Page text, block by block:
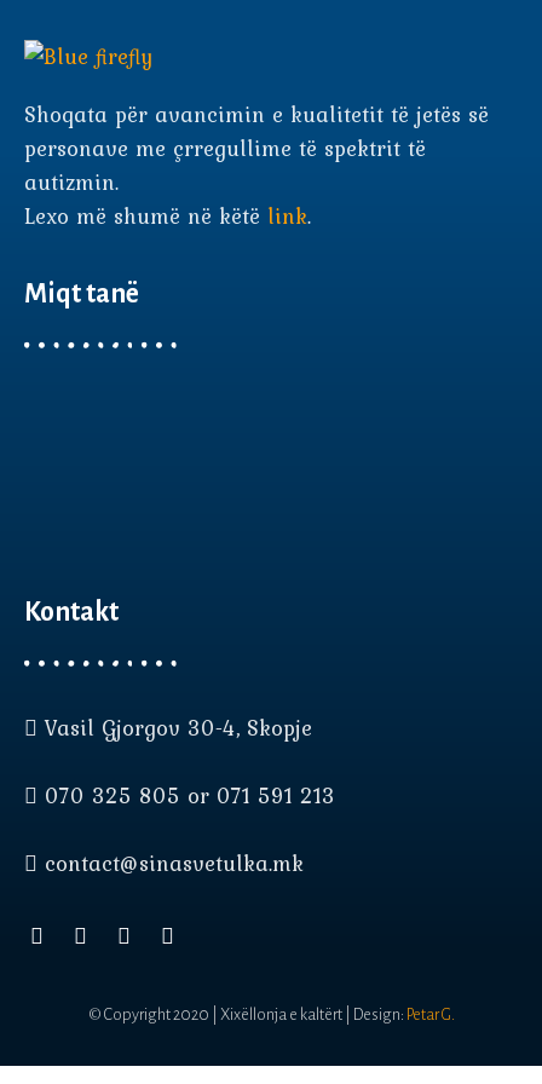
Shoqata për avancimin e kualitetit të jetës së
personave me çrregullime të spektrit të
autizmin.
Lexo më shumë në këtë link.
Miqt tanë
Kontakt
Vasil Gjorgov 30-4, Skopje
070 325 805 or 071 591 213
contact@sinasvetulka.mk
© Copyright 2020 | Xixëllonja e kaltërt | Design: Petar G.
Нашата веб страница користи
овозможи подобро